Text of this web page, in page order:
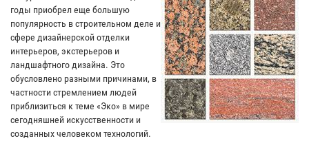
годы приобрел еще большую
популярность в строительном деле и
сфере дизайнерской отделки
интерьеров, экстерьеров и
ландшафтного дизайна. Это
обусловлено разными причинами, в
частности стремлением людей
приблизиться к теме «Эко» в мире
сегодняшней искусственности и
созданных человеком технологий.